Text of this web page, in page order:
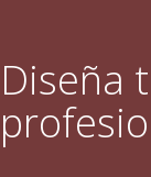
Diseña